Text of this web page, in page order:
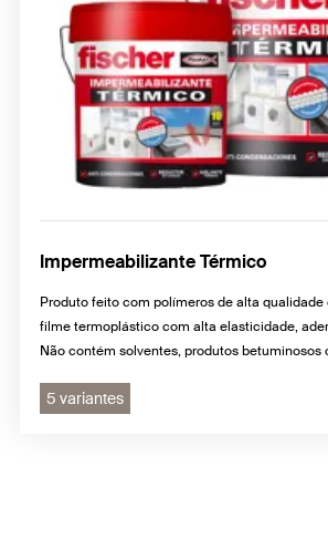
Impermeabilizante Térmico
Produto feito com polímeros de alta
filme termoplástico com alta elasticidade,
Não contém solventes, produtos betuminosos
5 variantes